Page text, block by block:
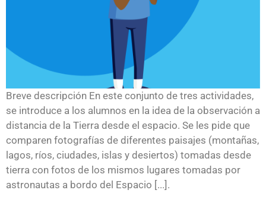
Breve descripción En este conjunto de tres actividades,
se introduce a los alumnos en la idea de la observación a
distancia de la Tierra desde el espacio. Se les pide que
comparen fotografías de diferentes paisajes (montañas,
lagos, ríos, ciudades, islas y desiertos) tomadas desde
tierra con fotos de los mismos lugares tomadas por
astronautas a bordo del Espacio [...].